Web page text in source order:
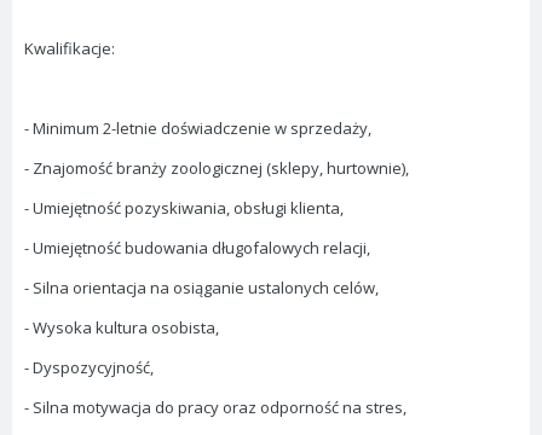
Kwalifikacje:
- Minimum 2-letnie doświadczenie w sprzedaży,
- Znajomość branży zoologicznej (sklepy, hurtownie),
- Umiejętność pozyskiwania, obsługi klienta,
- Umiejętność budowania długofalowych relacji,
- Silna orientacja na osiąganie ustalonych celów,
- Wysoka kultura osobista,
- Dyspozycyjność,
- Silna motywacja do pracy oraz odporność na stres,